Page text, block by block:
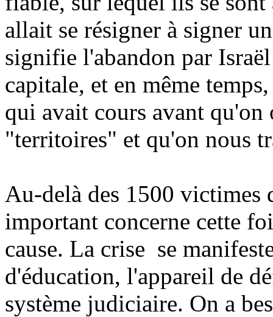
allait se résigner à signer
signifie l'abandon par
capitale, et en même
qui avait cours avant
"territoires" et qu'on nous
Au-delà des 1500 victimes
important concerne cette
cause. La crise se
d'éducation, l'appareil de
système judiciaire. On a